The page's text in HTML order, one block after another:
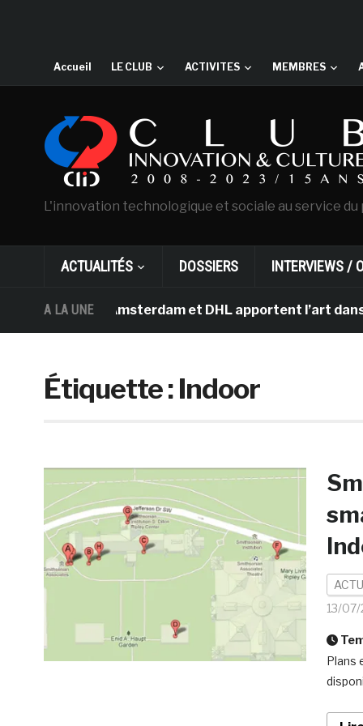
Accueil LE CLUB ACTIVITES MEMBRES
L'innovation technologique et sociale au service
ACTUALITÉS DOSSIERS INTERVIEWS /
A LA UNE
Gogh d’Amsterdam et DHL apportent l’art dans les
Étiquette :Indoor
13/07/
Plans